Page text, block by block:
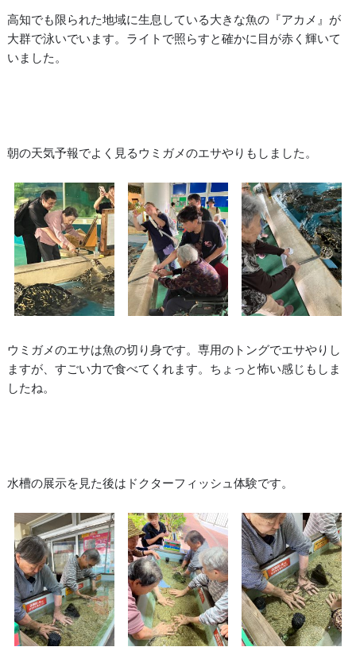
高知でも限られた地域に生息している大きな魚の『アカメ』が
大群で泳いでいます。ライトで照らすと確かに目が赤く輝いて
いました。
朝の天気予報でよく見るウミガメのエサやりもしました。
ウミガメのエサは魚の切り身です。専用のトングでエサやりし
ますが、すごい力で食べてくれます。ちょっと怖い感じもしま
したね。
水槽の展示を見た後はドクターフィッシュ体験です。